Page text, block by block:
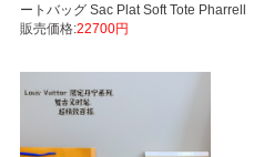
ートバッグ Sac Plat Soft Tote Pharrell
Wiliams Damierスーパーコピー LVバッ
販売価格:22700円